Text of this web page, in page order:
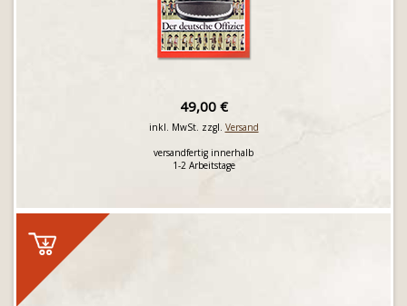
49,00 €
inkl. MwSt. zzgl. Versand
versandfertig innerhalb
1-2 Arbeitstage